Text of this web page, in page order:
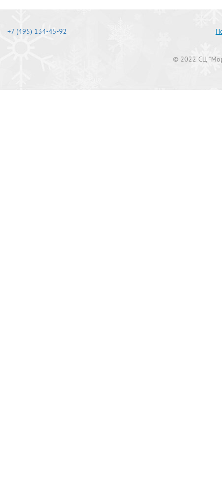
+7 (495) 134-45-92
© 2022 СЦ